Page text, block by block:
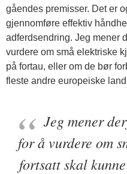
gåendes premisser. Det er
gjennomføre effektiv
adferdsendring. Jeg mener
vurdere om små elektriske
på fortau, eller om de bør
fleste andre europeiske
Jeg mener
for å vurdere om
fortsatt skal